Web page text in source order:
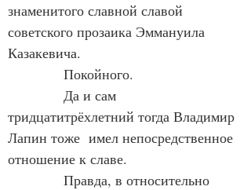
знаменитого славной славой
советского прозаика Эммануила
Казакевича.
Покойного.
Да и сам
тридцатитрёхлетний тогда Владимир
Лапин тоже  имел непосредственное
отношение к славе.
Правда, в относительно